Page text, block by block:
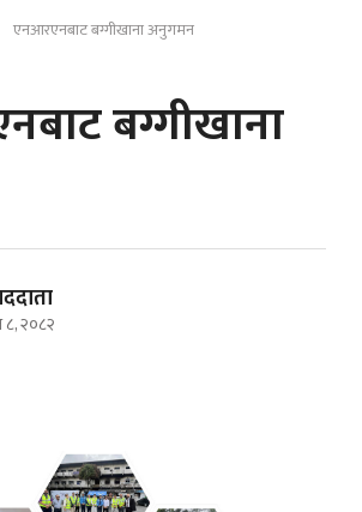
एनआरएनबाट बग्गीखाना अनुगमन
बग्गीखाना
८, २०८२